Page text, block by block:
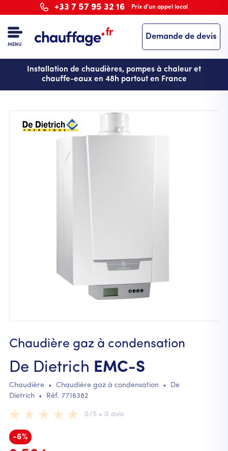
au
contenu
principal
+33 7 57 95 32 16 Prix d’un appel local
MENU
Demande de devis
Installation de chaudières, pompes à chaleur et
chauffe-eaux en 48h partout en France
Chaudière gaz à condensation
De Dietrich EMC-S
Chaudière• Chaudière gaz à condensation •
De
Dietrich• Réf. 7716382
0/5 • 0 avis
-6%